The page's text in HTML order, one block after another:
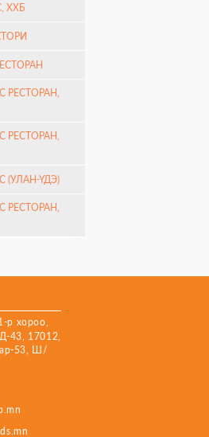
ХХБ
ҮДЭ)
р хороо,
43, 17012,
53, Ш/